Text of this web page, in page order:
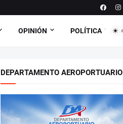
OPINIÓN POLÍTICA
DEPARTAMENTO AEROPORTUARIO